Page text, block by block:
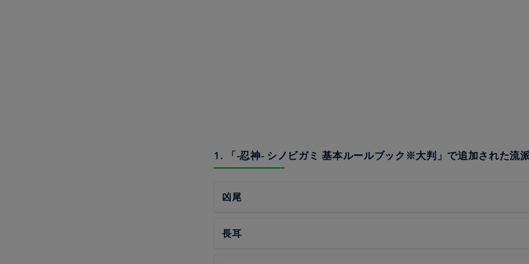
1. 「-忍神- シノビガミ 基本ルールブック※大判」で追加された流
凶尾
長耳